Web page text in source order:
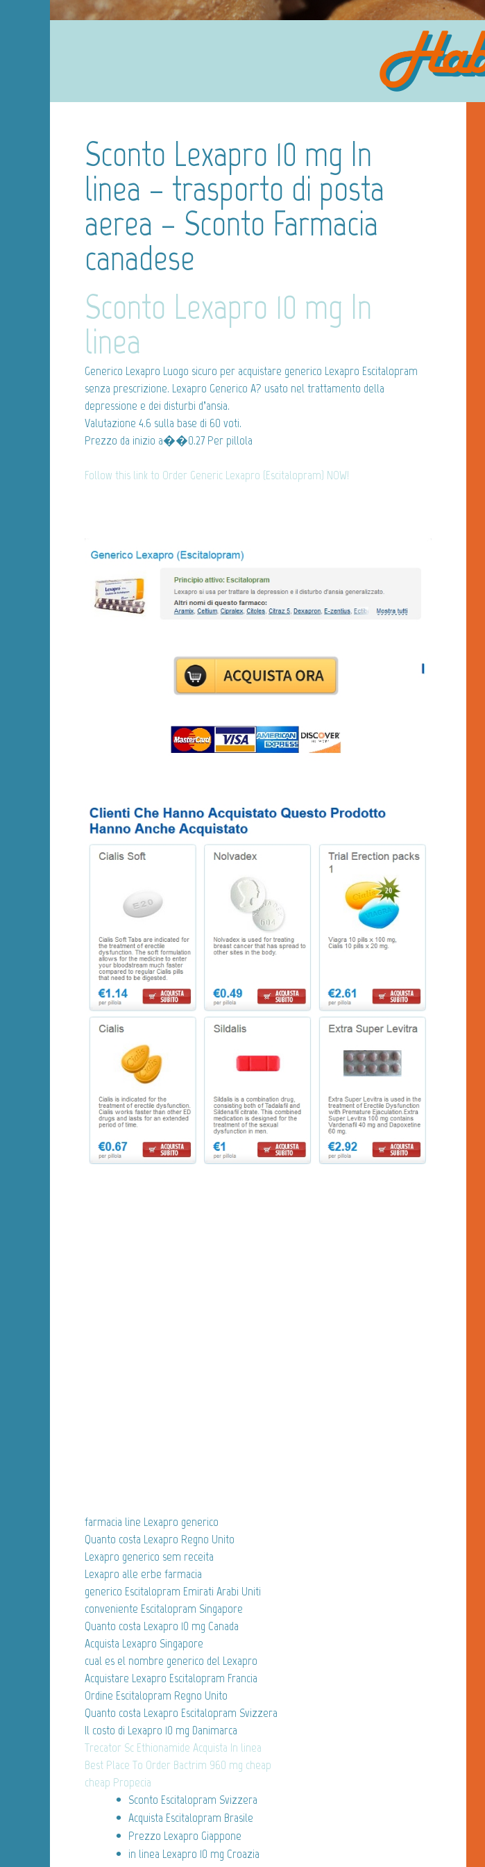
Sconto Lexapro 10 mg In
linea – trasporto di posta
aerea – Sconto Farmacia
canadese
Sconto Lexapro 10 mg In
linea
Generico Lexapro Luogo sicuro per acquistare generico Lexapro Escitalopram
senza prescrizione. Lexapro Generico A? usato nel trattamento della
depressione e dei disturbi d’ansia.
Valutazione 4.6 sulla base di 60 voti.
Prezzo da inizio a��0.27 Per pillola
Follow this link to Order Generic Lexapro (Escitalopram) NOW!
farmacia line Lexapro generico
Quanto costa Lexapro Regno Unito
Lexapro generico sem receita
Lexapro alle erbe farmacia
generico Escitalopram Emirati Arabi Uniti
conveniente Escitalopram Singapore
Quanto costa Lexapro 10 mg Canada
Acquista Lexapro Singapore
cual es el nombre generico del Lexapro
Acquistare Lexapro Escitalopram Francia
Ordine Escitalopram Regno Unito
Quanto costa Lexapro Escitalopram Svizzera
Il costo di Lexapro 10 mg Danimarca
Trecator Sc Ethionamide Acquista In linea
Best Place To Order Bactrim 960 mg cheap
cheap Propecia
Sconto Escitalopram Svizzera
Acquista Escitalopram Brasile
Prezzo Lexapro Giappone
in linea Lexapro 10 mg Croazia